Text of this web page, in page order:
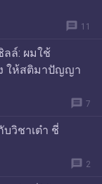
message 11
ล์: ผมใช้
ง ให้สติมาปัญญา
message 7
บวิชาเต๋า ชี่
message 2